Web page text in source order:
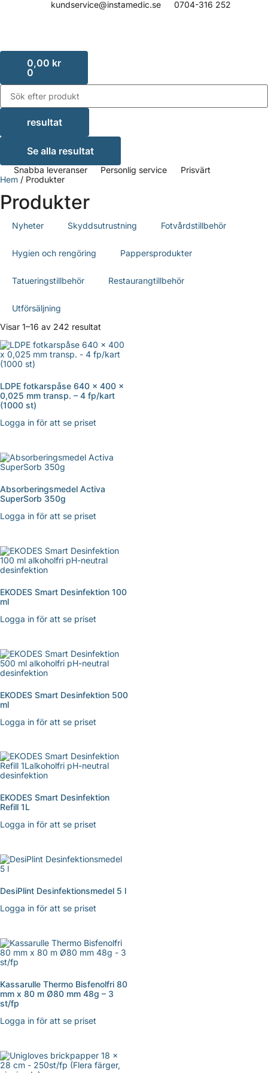
kundservice@instamedic.se 0704-316 252
0,00 kr
0
resultat
Se alla resultat
Snabba leveranser Personlig service
Prisvärt
Hem / Produkter
Produkter
Nyheter Skyddsutrustning Fotvårdstillbehör
Hygien och rengöring Pappersprodukter
Tatueringstillbehör Restaurangtillbehör
Utförsäljning
Visar 1–16 av 242 resultat
LDPE fotkarspåse 640 x 400 x
0,025 mm transp. – 4 fp/kart
(1000 st)
Logga in för att se priset
Absorberingsmedel Activa
SuperSorb 350g
Logga in för att se priset
EKODES Smart Desinfektion 100
ml
Logga in för att se priset
EKODES Smart Desinfektion 500
ml
Logga in för att se priset
EKODES Smart Desinfektion
Refill 1L
Logga in för att se priset
DesiPlint Desinfektionsmedel 5 l
Logga in för att se priset
Kassarulle Thermo Bisfenolfri 80
mm x 80 m Ø80 mm 48g – 3
st/fp
Logga in för att se priset